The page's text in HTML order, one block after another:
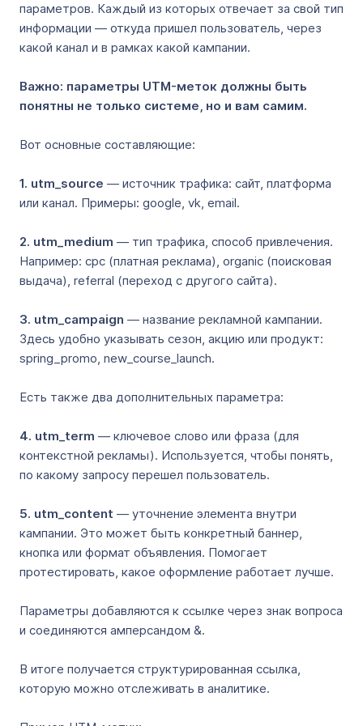
параметров. Каждый из которых отвечает за свой тип
информации — откуда пришел пользователь, через
какой канал и в рамках какой кампании.
Важно: параметры UTM-меток должны быть
понятны не только системе, но и вам самим.
Вот основные составляющие:
1. utm_source — источник трафика: сайт, платформа
или канал. Примеры: google, vk, email.
2. utm_medium — тип трафика, способ привлечения.
Например: cpc (платная реклама), organic (поисковая
выдача), referral (переход с другого сайта).
3. utm_campaign — название рекламной кампании.
Здесь удобно указывать сезон, акцию или продукт:
spring_promo, new_course_launch.
Есть также два дополнительных параметра:
4. utm_term — ключевое слово или фраза (для
контекстной рекламы). Используется, чтобы понять,
по какому запросу перешел пользователь.
5. utm_content — уточнение элемента внутри
кампании. Это может быть конкретный баннер,
кнопка или формат объявления. Помогает
протестировать, какое оформление работает лучше.
Параметры добавляются к ссылке через знак вопроса
и соединяются амперсандом &.
В итоге получается структурированная ссылка,
которую можно отслеживать в аналитике.